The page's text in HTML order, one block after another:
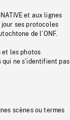
et aux lignes
jour ses protocoles
de l’ONF.
et les photos
ne s’identifient pas
scènes ou termes